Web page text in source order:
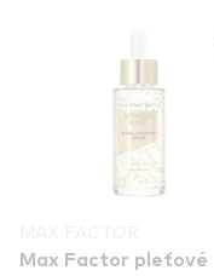
Max Factor pleťové